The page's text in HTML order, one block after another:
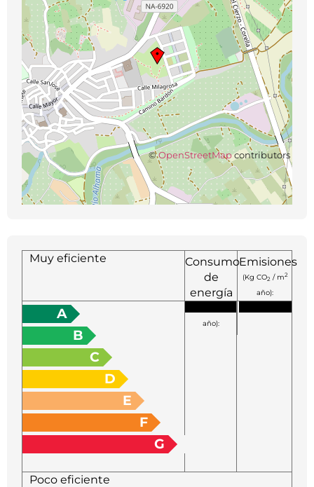
©OpenStreetMapcontributors
Muy eficiente
Consumo
de
energía
año):
Emisiones
(Kg CO2 / m2
año):
A
B
C
D
E
F
G
Poco eficiente